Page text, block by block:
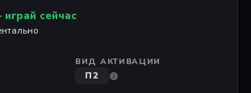
сейчас
ВИД АКТИВАЦИИ
П2